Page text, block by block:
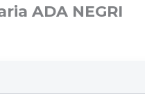
ADA NEGRI